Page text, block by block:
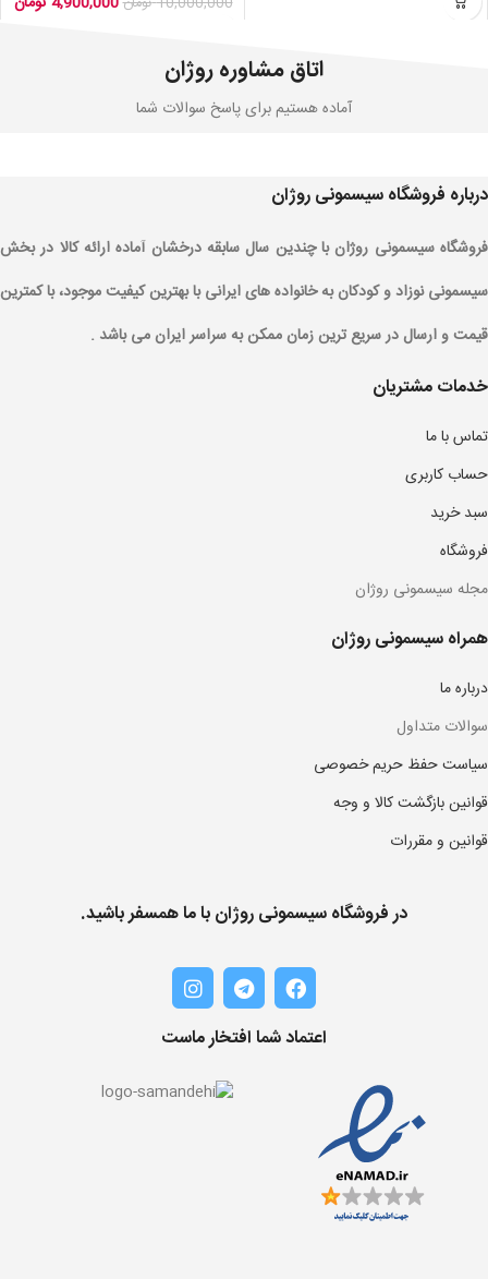
اتاق مشاوره روژان
آماده هستیم برای پاسخ سوالات شما
درباره فروشگاه سیسمونی روژان
فروشگاه سیسمونی روژان با چندین سال سابقه درخشان آماده ارائه کالا در بخش
سیسمونی نوزاد و کودکان به خانواده های ایرانی با بهترین کیفیت موجود، با کمترین
قیمت و ارسال در سریع ترین زمان ممکن به سراسر ایران می باشد .
خدمات مشتریان
تماس با ما
حساب کاربری
سبد خرید
فروشگاه
مجله سیسمونی روژان
همراه سیسمونی روژان
درباره ما
سوالات متداول
سیاست حفظ حریم خصوصی
قوانین بازگشت کالا و وجه
قوانین و مقررات
در فروشگاه سیسمونی روژان با ما همسفر باشید.
اعتماد شما افتخار ماست